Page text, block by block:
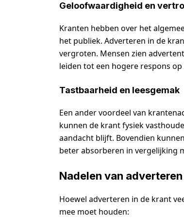
Geloofwaardigheid en
Kranten hebben over het
het publiek. Adverteren in de
vergroten. Mensen zien
leiden tot een hogere respons
Tastbaarheid en leesgemak
Een ander voordeel van
kunnen de krant fysiek
aandacht blijft. Bovendien
beter absorberen in vergelijking
Nadelen van
Hoewel adverteren in de krant
mee moet houden: